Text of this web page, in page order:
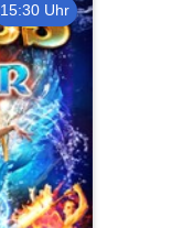
15:30 Uhr